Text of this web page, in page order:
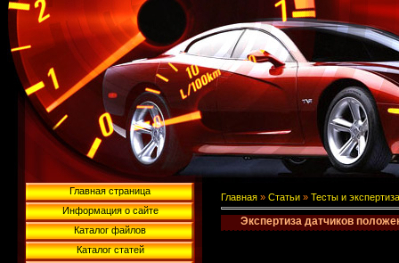
Главная страница
Информация о сайте
Каталог файлов
Каталог статей
Главная » Статьи » Тесты и экспертиза
Экспертиза датчиков